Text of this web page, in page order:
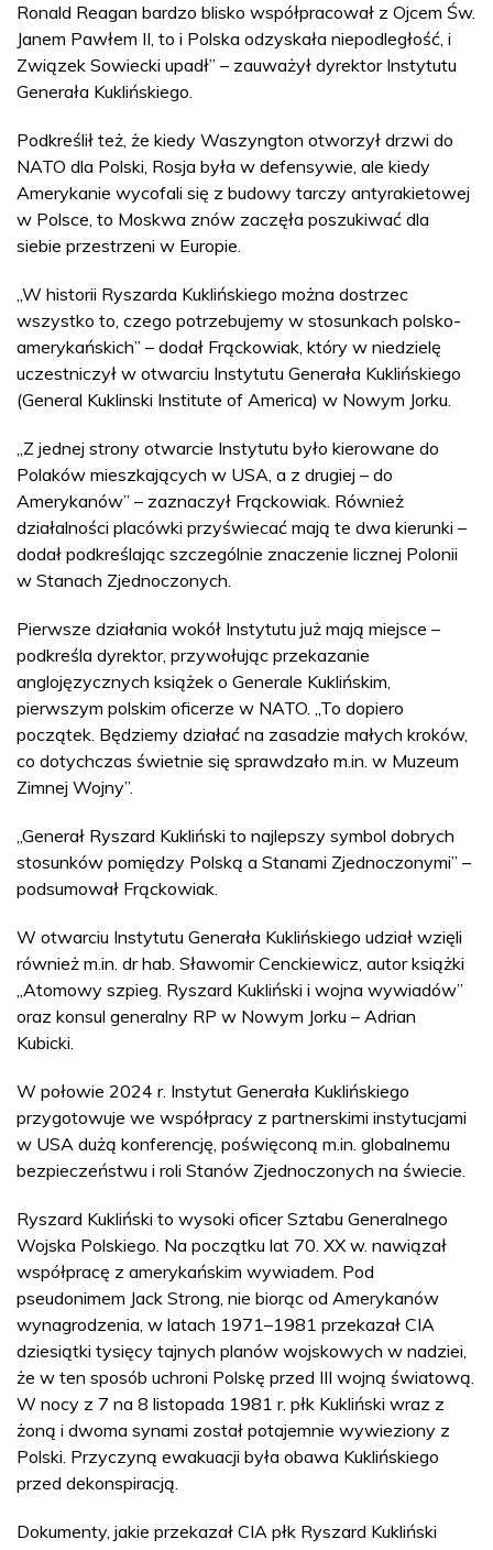
Ronald Reagan bardzo blisko współpracował z Ojcem Św.
Janem Pawłem II, to i Polska odzyskała niepodległość, i
Związek Sowiecki upadł” – zauważył dyrektor Instytutu
Generała Kuklińskiego.
Podkreślił też, że kiedy Waszyngton otworzył drzwi do
NATO dla Polski, Rosja była w defensywie, ale kiedy
Amerykanie wycofali się z budowy tarczy antyrakietowej
w Polsce, to Moskwa znów zaczęła poszukiwać dla
siebie przestrzeni w Europie.
„W historii Ryszarda Kuklińskiego można dostrzec
wszystko to, czego potrzebujemy w stosunkach polsko-
amerykańskich” – dodał Frąckowiak, który w niedzielę
uczestniczył w otwarciu Instytutu Generała Kuklińskiego
(General Kuklinski Institute of America) w Nowym Jorku.
„Z jednej strony otwarcie Instytutu było kierowane do
Polaków mieszkających w USA, a z drugiej – do
Amerykanów” – zaznaczył Frąckowiak. Również
działalności placówki przyświecać mają te dwa kierunki –
dodał podkreślając szczególnie znaczenie licznej Polonii
w Stanach Zjednoczonych.
Pierwsze działania wokół Instytutu już mają miejsce –
podkreśla dyrektor, przywołując przekazanie
anglojęzycznych książek o Generale Kuklińskim,
pierwszym polskim oficerze w NATO. „To dopiero
początek. Będziemy działać na zasadzie małych kroków,
co dotychczas świetnie się sprawdzało m.in. w Muzeum
Zimnej Wojny”.
„Generał Ryszard Kukliński to najlepszy symbol dobrych
stosunków pomiędzy Polską a Stanami Zjednoczonymi” –
podsumował Frąckowiak.
W otwarciu Instytutu Generała Kuklińskiego udział wzięli
również m.in. dr hab. Sławomir Cenckiewicz, autor książki
„Atomowy szpieg. Ryszard Kukliński i wojna wywiadów”
oraz konsul generalny RP w Nowym Jorku – Adrian
Kubicki.
W połowie 2024 r. Instytut Generała Kuklińskiego
przygotowuje we współpracy z partnerskimi instytucjami
w USA dużą konferencję, poświęconą m.in. globalnemu
bezpieczeństwu i roli Stanów Zjednoczonych na świecie.
Ryszard Kukliński to wysoki oficer Sztabu Generalnego
Wojska Polskiego. Na początku lat 70. XX w. nawiązał
współpracę z amerykańskim wywiadem. Pod
pseudonimem Jack Strong, nie biorąc od Amerykanów
wynagrodzenia, w latach 1971–1981 przekazał CIA
dziesiątki tysięcy tajnych planów wojskowych w nadziei,
że w ten sposób uchroni Polskę przed III wojną światową.
W nocy z 7 na 8 listopada 1981 r. płk Kukliński wraz z
żoną i dwoma synami został potajemnie wywieziony z
Polski. Przyczyną ewakuacji była obawa Kuklińskiego
przed dekonspiracją.
Dokumenty, jakie przekazał CIA płk Ryszard Kukliński